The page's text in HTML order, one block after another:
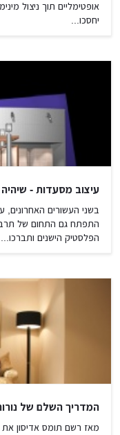
אופטימליים תוך ניצול
יחסכו...
עיצוב מסעדות -
בשני העשורים
התפתח גם התחום של
הפלסטיק הישנים ותברכו...
המדריך השלם של
מאז רשם תומס אדיסון את